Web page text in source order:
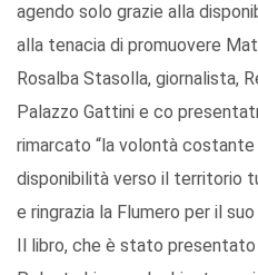
agendo solo grazie alla
alla tenacia di promuovere
Rosalba Stasolla, giornalista,
Palazzo Gattini e co
rimarcato “la volontà
disponibilità verso il territorio
e ringrazia la Flumero per il
Il libro, che è stato